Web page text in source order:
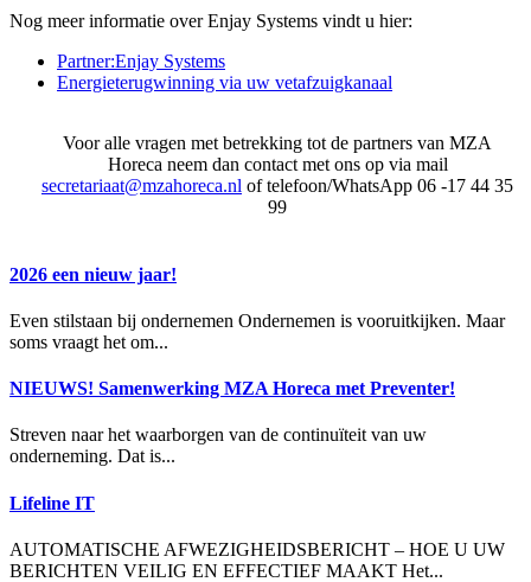
Nog meer informatie over Enjay Systems vindt u hier:
Partner:Enjay Systems
Energieterugwinning via uw vetafzuigkanaal
Voor alle vragen met betrekking tot de partners van MZA
Horeca neem dan contact met ons op via mail
secretariaat@mzahoreca.nl of telefoon/WhatsApp 06 -17 44 35
99
2026 een nieuw jaar!
Even stilstaan bij ondernemen Ondernemen is vooruitkijken. Maar
soms vraagt het om...
NIEUWS! Samenwerking MZA Horeca met Preventer!
Streven naar het waarborgen van de continuïteit van uw
onderneming. Dat is...
Lifeline IT
AUTOMATISCHE AFWEZIGHEIDSBERICHT – HOE U UW
BERICHTEN VEILIG EN EFFECTIEF MAAKT Het...